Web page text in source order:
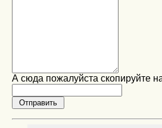
А сюда пожалуйста скопируйте